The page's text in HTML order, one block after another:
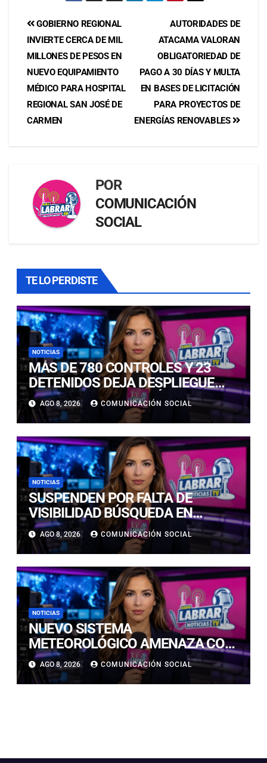
AUTORIDADES DE
ATACAMA VALORAN
OBLIGATORIEDAD DE
PAGO A 30 DÍAS Y MULTA
EN BASES DE LICITACIÓN
PARA PROYECTOS DE
ENERGÍAS RENOVABLES
GOBIERNO REGIONAL
INVIERTE CERCA DE MIL
MILLONES DE PESOS EN
NUEVO EQUIPAMIENTO
MÉDICO PARA HOSPITAL
REGIONAL SAN JOSÉ DE
CARMEN
POR
COMUNICACIÓN
SOCIAL
TE LO PERDISTE
NOTICIAS
MÁS DE 780 CONTROLES Y 23
DETENIDOS DEJA DESPLIEGUE
POLICIAL EN COPIAPÓ Y CALDERA
AGO 8, 2026 COMUNICACIÓN SOCIAL
NOTICIAS
SUSPENDEN POR FALTA DE
VISIBILIDAD BÚSQUEDA EN
CALDERILLA: OPERATIVO SE
RETOMARÁ ESTE DOMINGO
AGO 8, 2026 COMUNICACIÓN SOCIAL
NOTICIAS
NUEVO SISTEMA
METEOROLÓGICO AMENAZA CON
LLUVIAS, NIEVE Y TORMENTAS
ELÉCTRICAS EN ATACAMA
AGO 8, 2026 COMUNICACIÓN SOCIAL